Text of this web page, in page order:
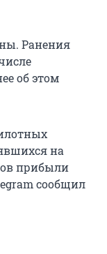
Ранения
об этом
на
прибыли
сообщил